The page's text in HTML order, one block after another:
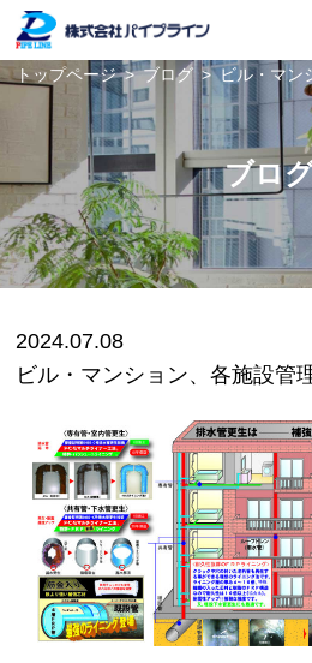
トップページ > ブログ > ビル・マン
ブロ
2024.07.08
ビル・マンション、各施設管